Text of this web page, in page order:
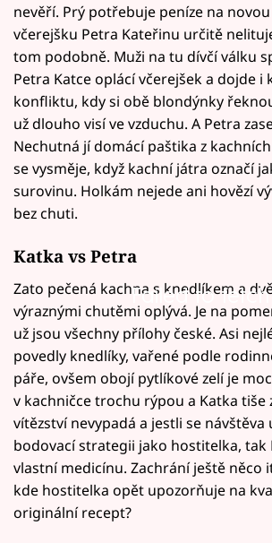
nevěří. Prý potřebuje peníze na novou
včerejšku Petra Kateřinu určitě
tom podobně. Muži na tu dívčí válku
Petra Katce oplácí včerejšek a dojde i
konfliktu, kdy si obě blondýnky
už dlouho visí ve vzduchu. A Petra
Nechutná jí domácí paštika z
se vysměje, když kachní játra označí
surovinu. Holkám nejede ani hovězí
bez chuti.
Katka vs Petra
Failed to fetch
Zato pečená kachna s knedlíkem a
výraznými chutěmi oplývá. Je na
už jsou všechny přílohy české. Asi
povedly knedlíky, vařené podle
páře, ovšem obojí pytlíkové zelí je
v kachničce trochu rýpou a Katka tiše
vítězství nevypadá a jestli se návštěva
bodovací strategii jako hostitelka, tak
vlastní medicínu. Zachrání ještě něco
kde hostitelka opět upozorňuje na
originální recept?